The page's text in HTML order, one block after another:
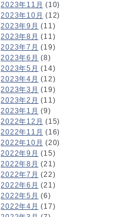
2023年11月 (10)
2023年10月 (12)
2023年9月 (11)
2023年8月 (11)
2023年7月 (19)
2023年6月 (8)
2023年5月 (14)
2023年4月 (12)
2023年3月 (19)
2023年2月 (11)
2023年1月 (9)
2022年12月 (15)
2022年11月 (16)
2022年10月 (20)
2022年9月 (15)
2022年8月 (21)
2022年7月 (22)
2022年6月 (21)
2022年5月 (6)
2022年4月 (17)